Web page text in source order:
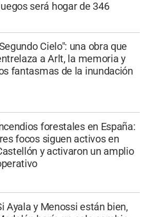
será hogar de 346
Cielo": una obra que
a Arlt, la memoria y
fantasmas de la inundación
forestales en España:
focos siguen activos en
y activaron un amplio
Ayala y Menossi están bien,